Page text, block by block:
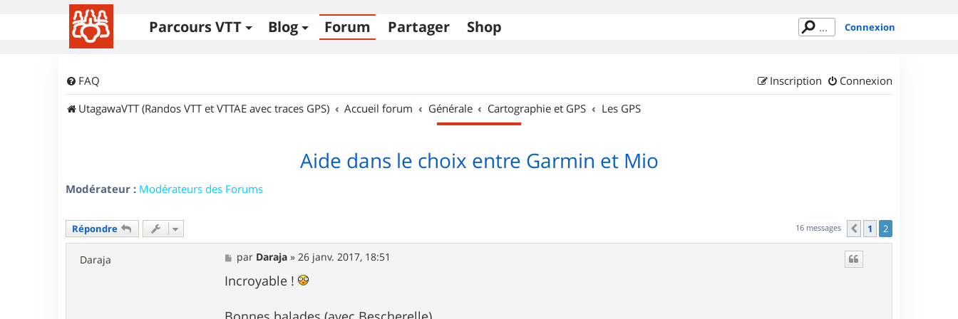
Parcours VTT Blog Forum Partager Shop Connexion
FAQ Connexion
Inscription
UtagawaVTT (Randos VTT et VTTAE avec traces GPS)
Accueil forum Générale Cartographie et GPS Les GPS
Aide dans le choix entre Garmin et Mio
Modérateur : Modérateurs des Forums
Répondre 16 messages Précédent
1 2
Daraja
M
e
s
s
g
par Daraja »26 janv. 2017, 18:51
Incroyable !